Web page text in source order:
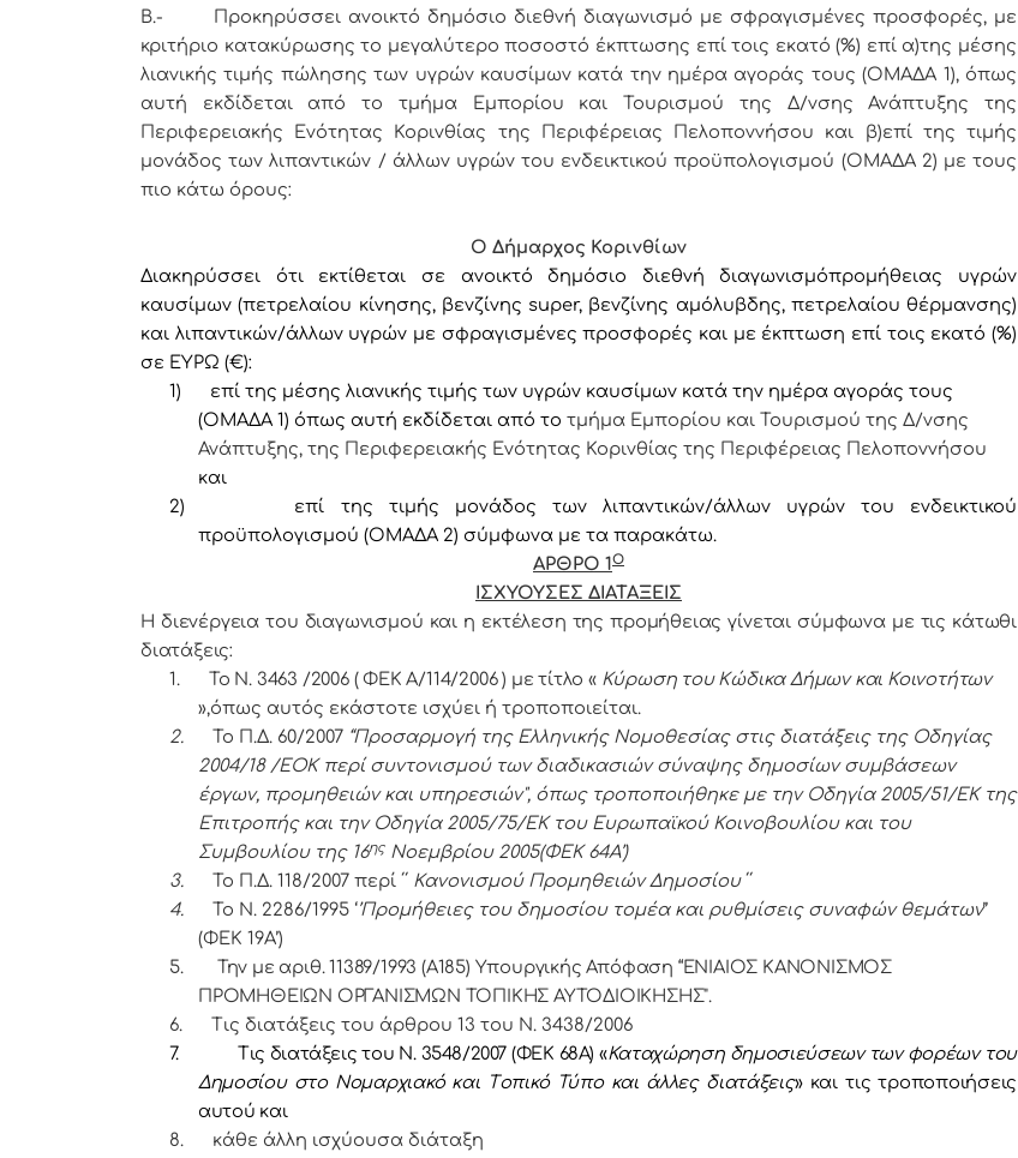
Β.- Προκηρύσσει ανοικτό δημόσιο διεθνή διαγωνισμό με σφραγισμένες προσφορές, με
κριτήριο κατακύρωσης το μεγαλύτερο ποσοστό έκπτωσης επί τοις εκατό (%) επί α)της μέσης
λιανικής τιμής πώλησης των υγρών καυσίμων κατά την ημέρα αγοράς τους (ΟΜΑΔΑ 1), όπως
αυτή εκδίδεται από το τμήμα Εμπορίου και Τουρισμού της Δ/νσης Ανάπτυξης της
Περιφερειακής Ενότητας Κορινθίας της Περιφέρειας Πελοποννήσου και β)επί της τιμής
μονάδος των λιπαντικών / άλλων υγρών του ενδεικτικού προϋπολογισμού (ΟΜΑΔΑ 2) με τους
πιο κάτω όρους:
Ο Δήμαρχος Κορινθίων
Διακηρύσσει ότι εκτίθεται σε ανοικτό δημόσιο διεθνή διαγωνισμόπρομήθειας υγρών
καυσίμων (πετρελαίου κίνησης, βενζίνης super, βενζίνης αμόλυβδης, πετρελαίου θέρμανσης)
και λιπαντικών/άλλων υγρών με σφραγισμένες προσφορές και με έκπτωση επί τοις εκατό (%)
σε ΕΥΡΩ (€):
1)
επί της μέσης λιανικής τιμής των υγρών καυσίμων κατά την ημέρα αγοράς τους
(ΟΜΑΔΑ 1) όπως αυτή εκδίδεται από το τμήμα Εμπορίου και Τουρισμού της Δ/νσης
Ανάπτυξης, της Περιφερειακής Ενότητας Κορινθίας της Περιφέρειας Πελοποννήσου
και
2)
επί της τιμής μονάδος των λιπαντικών/άλλων υγρών του ενδεικτικού
προϋπολογισμού (ΟΜΑΔΑ 2) σύμφωνα με τα παρακάτω.
ΑΡΘΡΟ 1 Ο
ΙΣΧΥΟΥΣΕΣ ΔΙΑΤΑΞΕΙΣ
Η διενέργεια του διαγωνισμού και η εκτέλεση της προμήθειας γίνεται σύμφωνα με τις κάτωθι
διατάξεις:
1.
Το Ν. 3463 /2006 ( ΦΕΚ Α/114/2006 ) με τίτλο « Κύρωση του Κώδικα Δήμων και Κοινοτήτων
»,όπως αυτός εκάστοτε ισχύει ή τροποποιείται.
2.
Το Π.Δ. 60/2007 “Προσαρμογή της Ελληνικής Νομοθεσίας στις διατάξεις της Οδηγίας
2004/18 /ΕΟΚ περί συντονισμού των διαδικασιών σύναψης δημοσίων συμβάσεων
έργων, προμηθειών και υπηρεσιών", όπως τροποποιήθηκε με την Οδηγία 2005/51/ΕΚ της
Επιτροπής και την Οδηγία 2005/75/ΕΚ του Ευρωπαϊκού Κοινοβουλίου και του
Συμβουλίου της 16ης Νοεμβρίου 2005(ΦΕΚ 64Α’)
3.
Το Π.Δ. 118/2007 περί ΄΄ Κανονισμού Προμηθειών Δημοσίου΄΄
4.
Το Ν. 2286/1995 ‘’Προμήθειες του δημοσίου τομέα και ρυθμίσεις συναφών θεμάτων’’
(ΦΕΚ 19Α’)
5.
Την με αριθ. 11389/1993 (Α185) Υπουργικής Απόφαση “ΕΝΙΑΙΟΣ ΚΑΝΟΝΙΣΜΟΣ
ΠΡΟΜΗΘΕΙΩΝ ΟΡΓΑΝΙΣΜΩΝ ΤΟΠΙΚΗΣ ΑΥΤΟΔΙΟΙΚΗΣΗΣ".
6.
Τις διατάξεις του άρθρου 13 του Ν. 3438/2006
7.
Τις διατάξεις του Ν. 3548/2007 (ΦΕΚ 68Α)«Καταχώρηση δημοσιεύσεων των φορέων του
Δημοσίου στο Nομαρχιακό και Tοπικό Τύπο και άλλες διατάξεις» και τις τροποποιήσεις
αυτού και
8.
κάθε άλλη ισχύουσα διάταξη